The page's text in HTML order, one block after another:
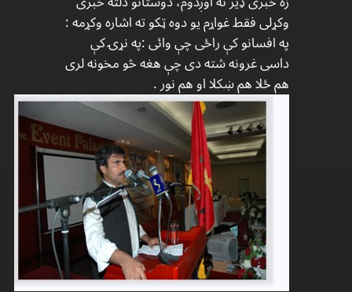
وکړلی فقط غواړم یو دوه ټکو ته اشاره وکړمه :
په افسانو کې راځی چې وائی :په نړۍ کې
داسی غرونه شته دی چې هغه څو مخونه لری
هم ځلا هم ښکلا او هم نور .